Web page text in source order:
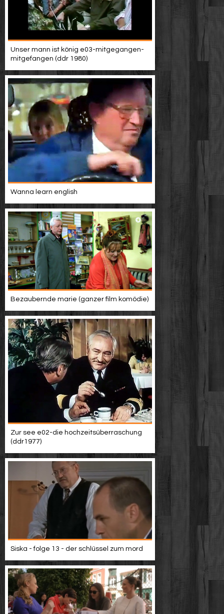
Unser mann ist könig e03-mitgegangen-
mitgefangen (ddr 1980)
Wanna learn english
Bezaubernde marie (ganzer film komödie)
Zur see e02-die hochzeitsüberraschung
(ddr1977)
Siska - folge 13 - der schlüssel zum mord